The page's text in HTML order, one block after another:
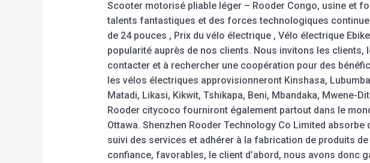
Scooter motorisé pliable léger – Rooder Congo, usine et
talents fantastiques et des forces technologiques
de 24 pouces , Prix du vélo électrique , Vélo électrique
popularité auprès de nos clients. Nous invitons les
contacter et à rechercher une coopération pour des
les vélos électriques approvisionneront Kinshasa,
Matadi, Likasi, Kikwit, Tshikapa, Beni, Mbandaka, Mwene-
Rooder citycoco fourniront également partout dans le
Ottawa. Shenzhen Rooder Technology Co Limited
suivi des services et adhérer à la fabrication de produits
confiance, favorables, le client d’abord, nous avons donc